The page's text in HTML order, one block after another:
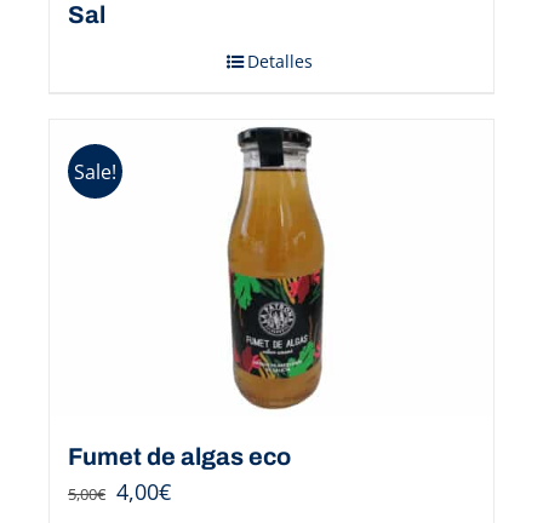
Sal
Detalles
Sale!
Fumet de algas eco
5,00€ 4,00€